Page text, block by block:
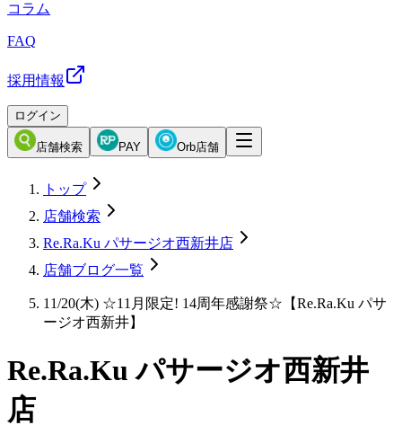
コラム
FAQ
採用情報
ログイン
店舗検索 PAY Orb店舗
トップ
店舗検索
Re.Ra.Ku パサージオ西新井店
店舗ブログ一覧
11/20(木) ☆11月限定! 14周年感謝祭☆【Re.Ra.Ku パサ
ージオ西新井】
Re.Ra.Ku パサージオ西新井
店